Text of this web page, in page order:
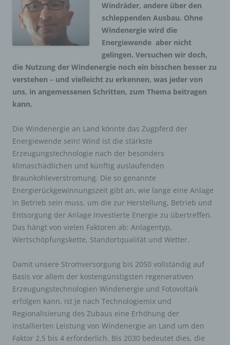
Windräder, andere über den
schleppenden Ausbau. Ohne
Windenergie wird die
Energiewende aber nicht
gelingen. Versuchen wir doch,
die Nutzung der Windenergie noch ein bisschen besser zu
verstehen – und vielleicht zu erkennen, was jeder von
uns, in angemessenen Schritten, zum Thema beitragen
kann.
Die Windenergie an Land könnte das Zugpferd der
Energiewende sein! Wind ist die stärkste
Erzeugungstechnologie nach der besonders
klimaschädlichen und künftig auslaufenden
Braunkohleverstromung. Die so genannte
Energierückgewinnungszeit gibt an, wie lange eine Anlage
in Betrieb sein muss, um die zur Herstellung, Betrieb und
Entsorgung der Anlage investierte Energie zu übertreffen.
Das hängt von vielen Faktoren ab: Anlagentyp,
Wertschöpfungskette, Standortqualität und Wetter.
Damit unsere Stromversorgung bis 2050 vollständig auf
Basis vor allem der kostengünstigsten regenerativen
Erzeugungstechnologien Windenergie und Fotovoltaik
erfolgen kann, ist je nach Technologiemix und
Regionalisierung des Zubaus eine Erhöhung der
installierten Leistung von Windenergie an Land um den
Faktor 2,5 bis 4 erforderlich. Bis 2030 bedeutet dies, die